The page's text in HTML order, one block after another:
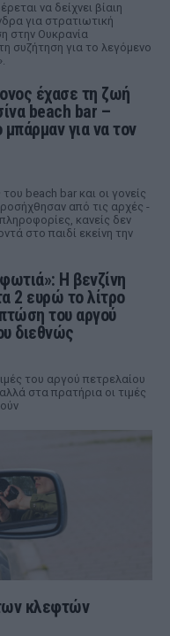
να δείχνει βίαιη
για στρατιωτική
στην Ουκρανία
συζήτηση για το λεγόμενο
έχασε τη ζωή
beach bar –
για να τον
του beach bar και οι γονείς
από τις αρχές -
κανείς δεν
στο παιδί εκείνη την
Η βενζίνη
2 ευρώ το λίτρο
του αργού
διεθνώς
του αργού πετρελαίου
στα πρατήρια οι τιμές
κλεφτών